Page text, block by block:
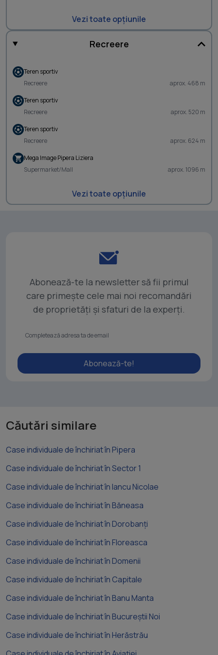
Vezi toate opțiunile
Recreere
Teren sportiv
Recreere
aprox. 468 m
Teren sportiv
Recreere
aprox. 520 m
Teren sportiv
Recreere
aprox. 624 m
Mega Image Pipera Liziera
Supermarket/Mall
aprox. 1096 m
Vezi toate opțiunile
Abonează-te la newsletter să fii primul
care primește cele mai noi recomandări
de proprietăți și sfaturi de la experți.
Abonează-te!
Căutări similare
Case individuale de închiriat în Pipera
Case individuale de închiriat în Sector 1
Case individuale de închiriat în Iancu Nicolae
Case individuale de închiriat în Băneasa
Case individuale de închiriat în Dorobanți
Case individuale de închiriat în Floreasca
Case individuale de închiriat în Domenii
Case individuale de închiriat în Capitale
Case individuale de închiriat în Banu Manta
Case individuale de închiriat în Bucureștii Noi
Case individuale de închiriat în Herăstrău